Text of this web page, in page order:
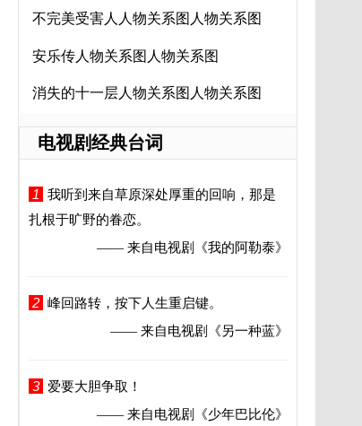
不完美受害人人物关系图人物关系图
安乐传人物关系图人物关系图
消失的十一层人物关系图人物关系图
电视剧经典台词
1
我听到来自草原深处厚重的回响，那是
扎根于旷野的眷恋。
—— 来自电视剧
《我的阿勒泰》
2 峰回路转，按下人生重启键。
—— 来自电视剧
《另一种蓝》
3
爱要大胆争取！
—— 来自电视剧
《少年巴比伦》